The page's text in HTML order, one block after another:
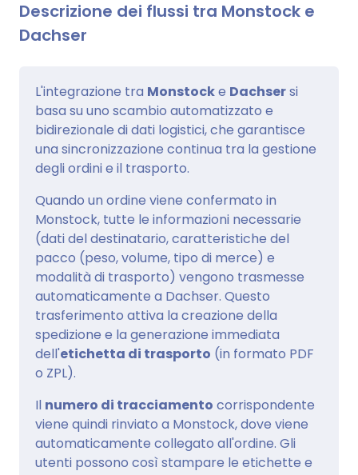
Descrizione dei flussi tra Monstock e
Dachser
L'integrazione tra Monstocke Dachsersi
basa su uno scambio automatizzato e
bidirezionale di dati logistici, che garantisce
una sincronizzazione continua tra la gestione
degli ordini e il trasporto.
Quando un ordine viene confermato in
Monstock, tutte le informazioni necessarie
(dati del destinatario, caratteristiche del
pacco (peso, volume, tipo di merce) e
modalità di trasporto) vengono trasmesse
automaticamente a Dachser. Questo
trasferimento attiva la creazione della
spedizione e la generazione immediata
dell'etichetta di trasporto (in formato PDF
o ZPL).
Il numero di tracciamento corrispondente
viene quindi rinviato a Monstock, dove viene
automaticamente collegato all'ordine. Gli
utenti possono così stampare le etichette e